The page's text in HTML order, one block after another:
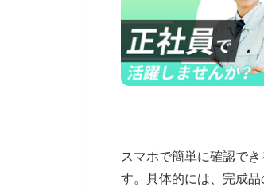
スマホで簡単に確認で
す。具体的には、完成